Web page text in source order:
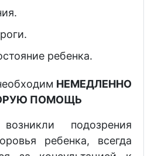
ребенка.
НЕМЕДЛЕННО
ПОМОЩЬ
подозрения
ребенка, всегда